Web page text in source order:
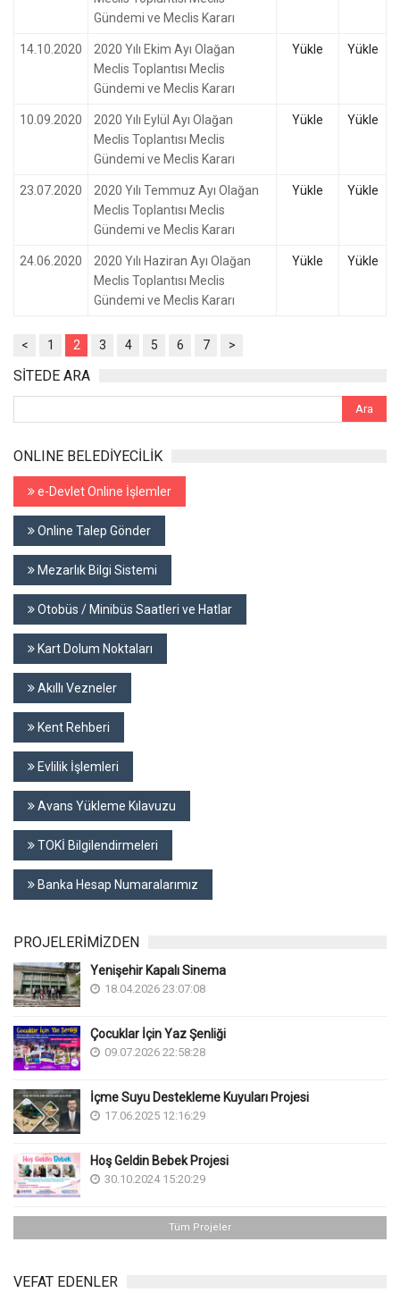
Gündemi ve Meclis Kararı
14.10.2020
2020 Yılı Ekim Ayı Olağan
Meclis Toplantısı Meclis
Gündemi ve Meclis Kararı
Yükle Yükle
10.09.2020
2020 Yılı Eylül Ayı Olağan
Meclis Toplantısı Meclis
Gündemi ve Meclis Kararı
Yükle Yükle
23.07.2020
2020 Yılı Temmuz Ayı Olağan
Meclis Toplantısı Meclis
Gündemi ve Meclis Kararı
Yükle Yükle
24.06.2020
2020 Yılı Haziran Ayı Olağan
Meclis Toplantısı Meclis
Gündemi ve Meclis Kararı
Yükle Yükle
< 1 2 3 4 5 6 7 >
SİTEDE ARA
ONLINE BELEDİYECİLİK
e-Devlet Online İşlemler
Online Talep Gönder
Mezarlık Bilgi Sistemi
Otobüs / Minibüs Saatleri ve Hatlar
Kart Dolum Noktaları
Akıllı Vezneler
Kent Rehberi
Evlilik İşlemleri
Avans Yükleme Kılavuzu
TOKİ Bilgilendirmeleri
Banka Hesap Numaralarımız
PROJELERİMİZDEN
Yenişehir Kapalı Sinema
18.04.2026 23:07:08
Çocuklar İçin Yaz Şenliği
09.07.2026 22:58:28
İçme Suyu Destekleme Kuyuları Projesi
17.06.2025 12:16:29
Hoş Geldin Bebek Projesi
30.10.2024 15:20:29
Tüm Projeler
VEFAT EDENLER